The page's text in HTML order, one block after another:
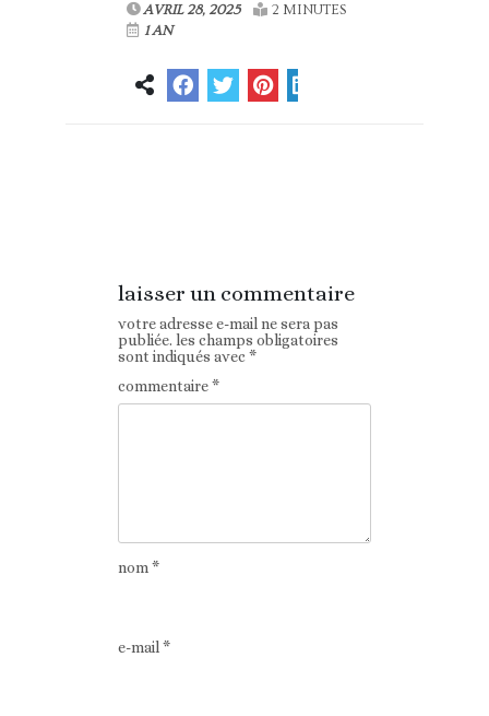
AVRIL 28, 2025
2 MINUTES
1 AN
laisser un commentaire
votre adresse e-mail ne sera pas
publiée. les champs obligatoires
sont indiqués avec*
commentaire*
nom*
e-mail*